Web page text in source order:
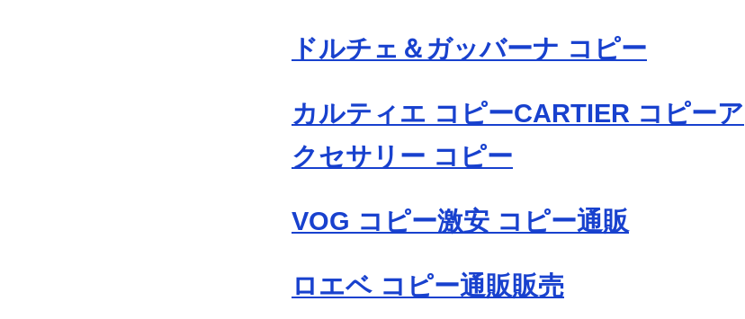
ドルチェ＆ガッバーナ コピー
カルティエ コピーCARTIER コピーア
クセサリー コピー
VOG コピー激安 コピー通販
ロエベ コピー通販販売